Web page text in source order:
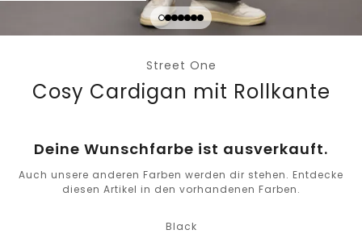
Street One
Cosy Cardigan mit Rollkante
Deine Wunschfarbe ist ausverkauft.
Auch unsere anderen Farben werden dir stehen. Entdecke
diesen Artikel in den vorhandenen Farben.
Black